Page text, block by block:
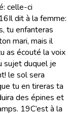
celle-ci
16Il dit à la femme:
tu enfanteras
mari, mais il
as écouté la voix
sujet duquel je
le sol sera
tu en tireras ta
des épines et
19C’est à la